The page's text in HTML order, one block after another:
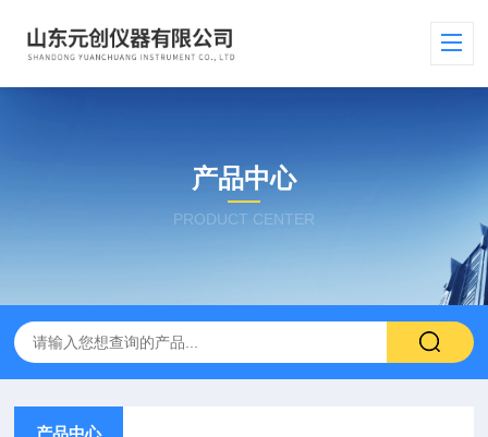
产品中心
PRODUCT CENTER
产品中心